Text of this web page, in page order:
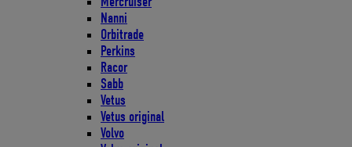
Nanni
Orbitrade
Perkins
Racor
Sabb
Vetus
Vetus original
Volvo